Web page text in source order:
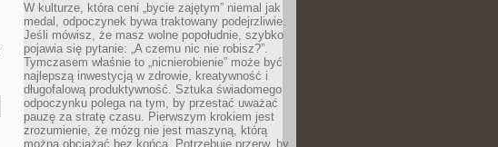
W kulturze, która ceni „bycie zajętym” niemal jak
medal, odpoczynek bywa traktowany podejrzliwie.
Jeśli mówisz, że masz wolne popołudnie, szybko
pojawia się pytanie: „A czemu nic nie robisz?”.
Tymczasem właśnie to „nicnierobienie” może być
najlepszą inwestycją w zdrowie, kreatywność i
długofalową produktywność. Sztuka świadomego
odpoczynku polega na tym, by przestać uważać
pauzę za stratę czasu. Pierwszym krokiem jest
zrozumienie, że mózg nie jest maszyną, którą
można obciążać bez końca. Potrzebuje przerw, by